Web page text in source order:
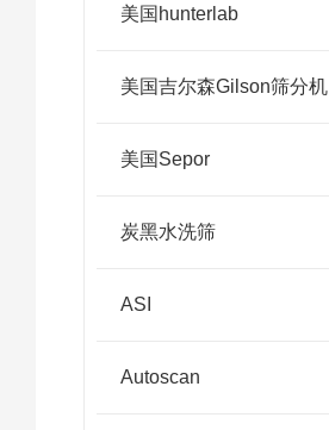
美国hunterlab
美国吉尔森Gilson筛分机
美国Sepor
炭黑水洗筛
ASI
Autoscan